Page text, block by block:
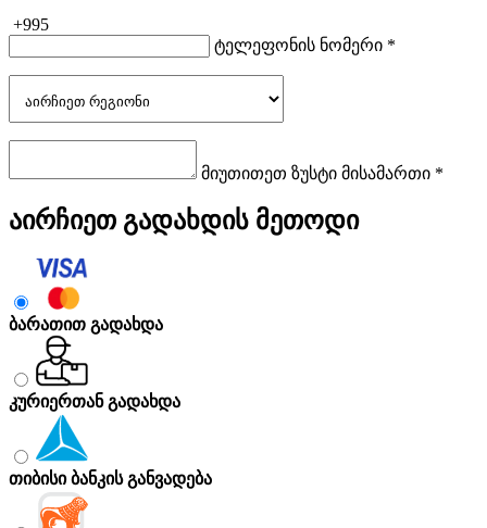
+995
ტელეფონის ნომერი *
მიუთითეთ ზუსტი მისამართი *
აირჩიეთ გადახდის მეთოდი
ბარათით გადახდა
კურიერთან გადახდა
თიბისი ბანკის განვადება